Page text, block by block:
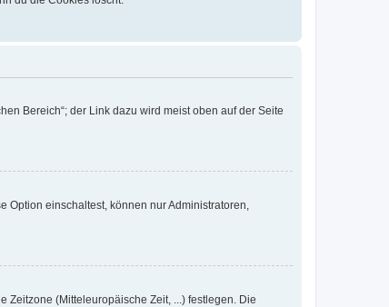
Bereich“; der Link dazu wird meist oben auf der Seite
Option einschaltest, können nur Administratoren,
Zeitzone (Mitteleuropäische Zeit, ...) festlegen. Die